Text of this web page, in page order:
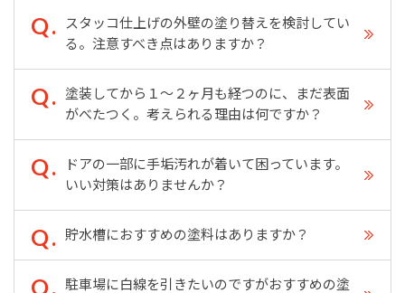
スタッコ仕上げの外壁の塗り替えを検討してい
る。注意すべき点はありますか？
塗装してから１〜２ヶ月も経つのに、まだ表面
がべたつく。考えられる理由は何ですか？
ドアの一部に手垢汚れが着いて困っています。
いい対策はありませんか？
貯水槽におすすめの塗料はありますか？
駐車場に白線を引きたいのですがおすすめの塗